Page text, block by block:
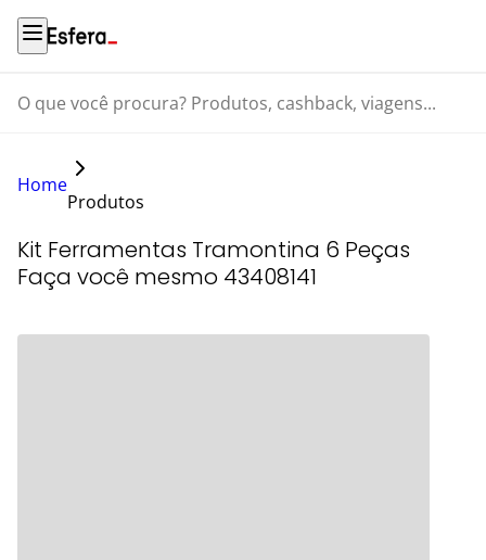
O que você procura? Produtos, cashback, viagens...
Home
Produtos
Kit Ferramentas Tramontina 6 Peças
Faça você mesmo 43408141